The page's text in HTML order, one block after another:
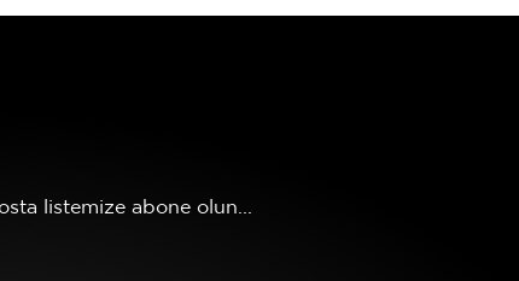
listemize abone olun...